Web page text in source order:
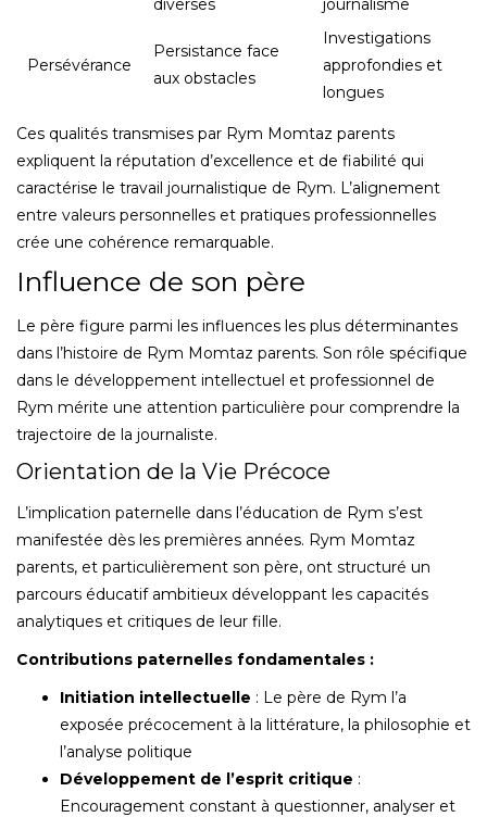
diverses journalisme
Persévérance
Persistance face
aux obstacles
Investigations
approfondies et
longues
Ces qualités transmises par Rym Momtaz parents
expliquent la réputation d’excellence et de fiabilité qui
caractérise le travail journalistique de Rym. L’alignement
entre valeurs personnelles et pratiques professionnelles
crée une cohérence remarquable.
Influence de son père
Le père figure parmi les influences les plus déterminantes
dans l’histoire de Rym Momtaz parents. Son rôle spécifique
dans le développement intellectuel et professionnel de
Rym mérite une attention particulière pour comprendre la
trajectoire de la journaliste.
Orientation de la Vie Précoce
L’implication paternelle dans l’éducation de Rym s’est
manifestée dès les premières années. Rym Momtaz
parents, et particulièrement son père, ont structuré un
parcours éducatif ambitieux développant les capacités
analytiques et critiques de leur fille.
Contributions paternelles fondamentales :
Initiation intellectuelle : Le père de Rym l’a
exposée précocement à la littérature, la philosophie et
l’analyse politique
Développement de l’esprit critique :
Encouragement constant à questionner, analyser et